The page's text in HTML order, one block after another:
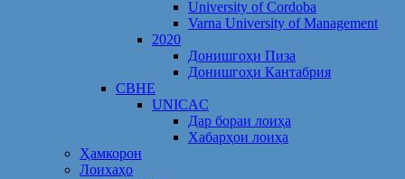
University of Cordoba
Varna University of Management
2020
Донишгоҳи Пиза
Донишгоҳи Кантабрия
CBHE
UNICAC
Дар бораи лоиҳа
Хабарҳои лоиҳа
Ҳамкорон
Лоихаҳо